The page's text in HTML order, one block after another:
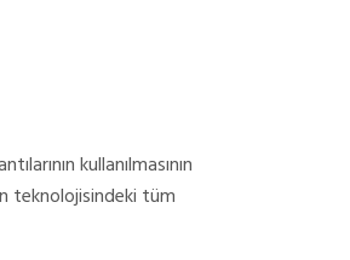
kullanılmasının
teknolojisindeki tüm